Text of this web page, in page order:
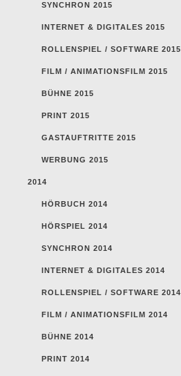
SYNCHRON 2015
INTERNET & DIGITALES 2015
ROLLENSPIEL / SOFTWARE 2015
FILM / ANIMATIONSFILM 2015
BÜHNE 2015
PRINT 2015
GASTAUFTRITTE 2015
WERBUNG 2015
2014
HÖRBUCH 2014
HÖRSPIEL 2014
SYNCHRON 2014
INTERNET & DIGITALES 2014
ROLLENSPIEL / SOFTWARE 2014
FILM / ANIMATIONSFILM 2014
BÜHNE 2014
PRINT 2014